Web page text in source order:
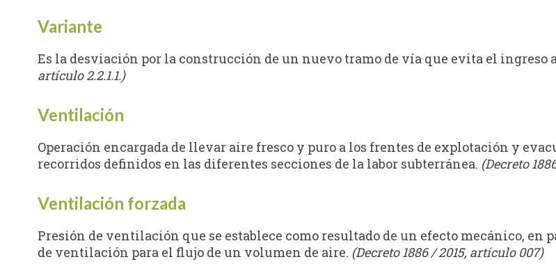
Variante
Es la desviación por la construcción de un nuevo tramo de vía que evita el ingreso
artículo 2.2.1.1.)
Ventilación
Operación encargada de llevar aire fresco y puro a los frentes de explotación y
recorridos definidos en las diferentes secciones de la labor subterránea. (Decreto
Ventilación forzada
Presión de ventilación que se establece como resultado de un efecto mecánico,
de ventilación para el flujo de un volumen de aire. (Decreto 1886 / 2015, artículo 007)